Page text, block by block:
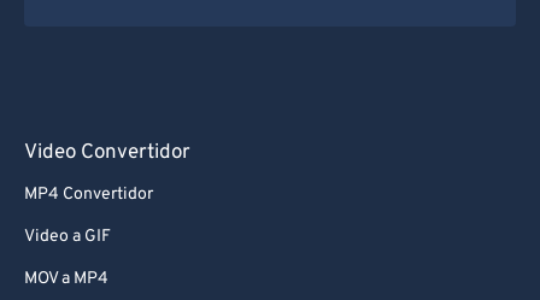
Video Convertidor
MP4 Convertidor
Video a GIF
MOV a MP4